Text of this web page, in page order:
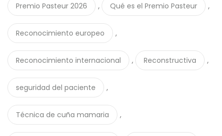
Premio Pasteur 2026 , Qué es el Premio Pasteur ,
Reconocimiento europeo ,
Reconocimiento internacional , Reconstructiva ,
seguridad del paciente ,
Técnica de cuña mamaria ,